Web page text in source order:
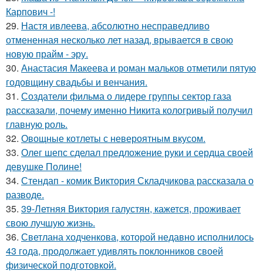
Карпович -!
29. Настя ивлеева, абсолютно несправедливо
отмененная несколько лет назад, врывается в свою
новую прайм - эру.
30. Анастасия Макеева и роман мальков отметили пятую
годовщину свадьбы и венчания.
31. Создатели фильма о лидере группы сектор газа
рассказали, почему именно Никита кологривый получил
главную роль.
32. Овощные котлеты с невероятным вкусом.
33. Олег шепс сделал предложение руки и сердца своей
девушке Полине!
34. Стендап - комик Виктория Складчикова рассказала о
разводе.
35. 39-Летняя Виктория галустян, кажется, проживает
свою лучшую жизнь.
36. Светлана ходченкова, которой недавно исполнилось
43 года, продолжает удивлять поклонников своей
физической подготовкой.